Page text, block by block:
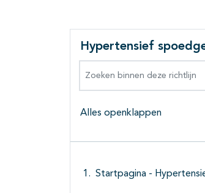
Hypertensief
Alles openklappen
Startpagina -